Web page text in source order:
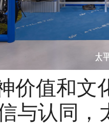
价值和文
与认同，